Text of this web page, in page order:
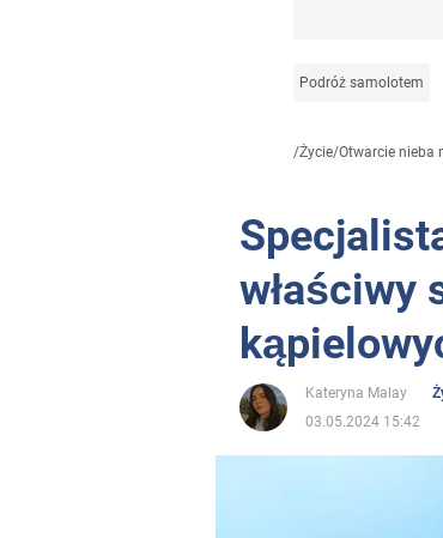
Podróż samolotem
/Życie/Otwarcie nieba
właściwy
Kateryna Malay
03.05.2024 15:42